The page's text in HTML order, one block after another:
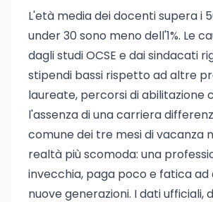
L'età media dei docenti supera i
under 30 sono meno dell'1%. Le
dagli studi OCSE e dai sindacati
stipendi bassi rispetto ad altre
laureate, percorsi di abilitazione
l'assenza di una carriera
comune dei tre mesi di vacanza
realtà più scomoda: una
invecchia, paga poco e fatica
nuove generazioni. I dati ufficiali,